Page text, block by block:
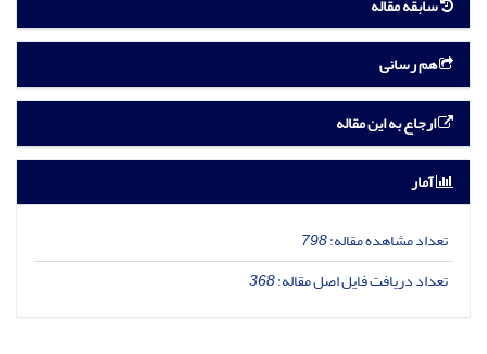
هم رسانی
ارجاع به این مقاله
آمار
تعداد مشاهده مقاله:798
تعداد دریافت فایل اصل مقاله:368